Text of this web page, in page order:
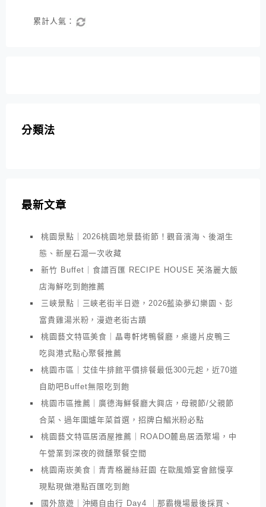
累計人氣：
分類法
最新文章
桃園景點｜2026桃園地景藝術節！觀音濱海、後湖生
態、新屋石滬一次收藏
新竹 Buffet｜食譜百匯 RECIPE HOUSE 芙洛麗大飯
店海鮮吃到飽推薦
三峽景點｜三峽老街半日遊，2026藍染夢幻樂園、彭
富貴雞湯米粉，漫遊老街古蹟
桃園藝文特區美食｜晶粵軒烤鴨餐廳，桌邊片皮鴨三
吃與港式點心聚餐推薦
桃園市區｜艾佳牛排館平價排餐最低300元起，近70道
自助吧Buffet無限吃到飽
桃園市區推薦｜廣德海鮮餐廳大興店，母親節/父親節
合菜、過年圍爐年菜首選，招牌白鯧米粉必點
桃園藝文特區居酒屋推薦｜ROADO麓島居酒聚場，中
午營業到深夜的微醺聚餐空間
桃園南崁美食｜青青格麗絲莊園 在歐風婚宴會館慢享
現點現做港點百匯吃到飽
國外旅遊｜沖繩自由行 Day4 ｜那霸機場最後採買、